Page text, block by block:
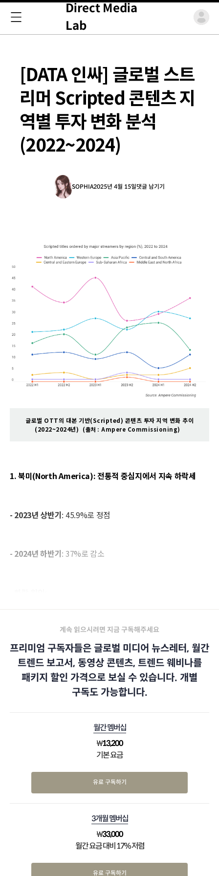
Direct Media
Lab
[DATA 인싸] 글로벌 스트
리머 Scripted 콘텐츠 지
역별 투자 변화 분석
(2022~2024)
SOPHIA2025년 4월 15일댓글 남기기
글로벌 OTT의 대본 기반(Scripted) 콘텐츠 투자 지역 변화 추이
(2022~2024년)
(출처 : Ampere Commissioning)
1. 북미(North America): 전통적 중심지에서 지속 하락세
- 2023년 상반기: 45.9%로 정점
- 2024년 하반기: 37%로 감소
계속 읽으시려면 지금 구독해주세요
프리미엄 구독자들은 글로벌 미디어 뉴스레터, 월간
트렌드 보고서, 동영상 콘텐츠, 트렌드 웨비나를
패키지 할인 가격으로 보실 수 있습니다. 개별
구독도 가능합니다.
월간 멤버십
₩13,200
기본 요금
유료 구독하기
3개월 멤버십
₩33,000
월간 요금 대비 17% 저렴
유료 구독하기